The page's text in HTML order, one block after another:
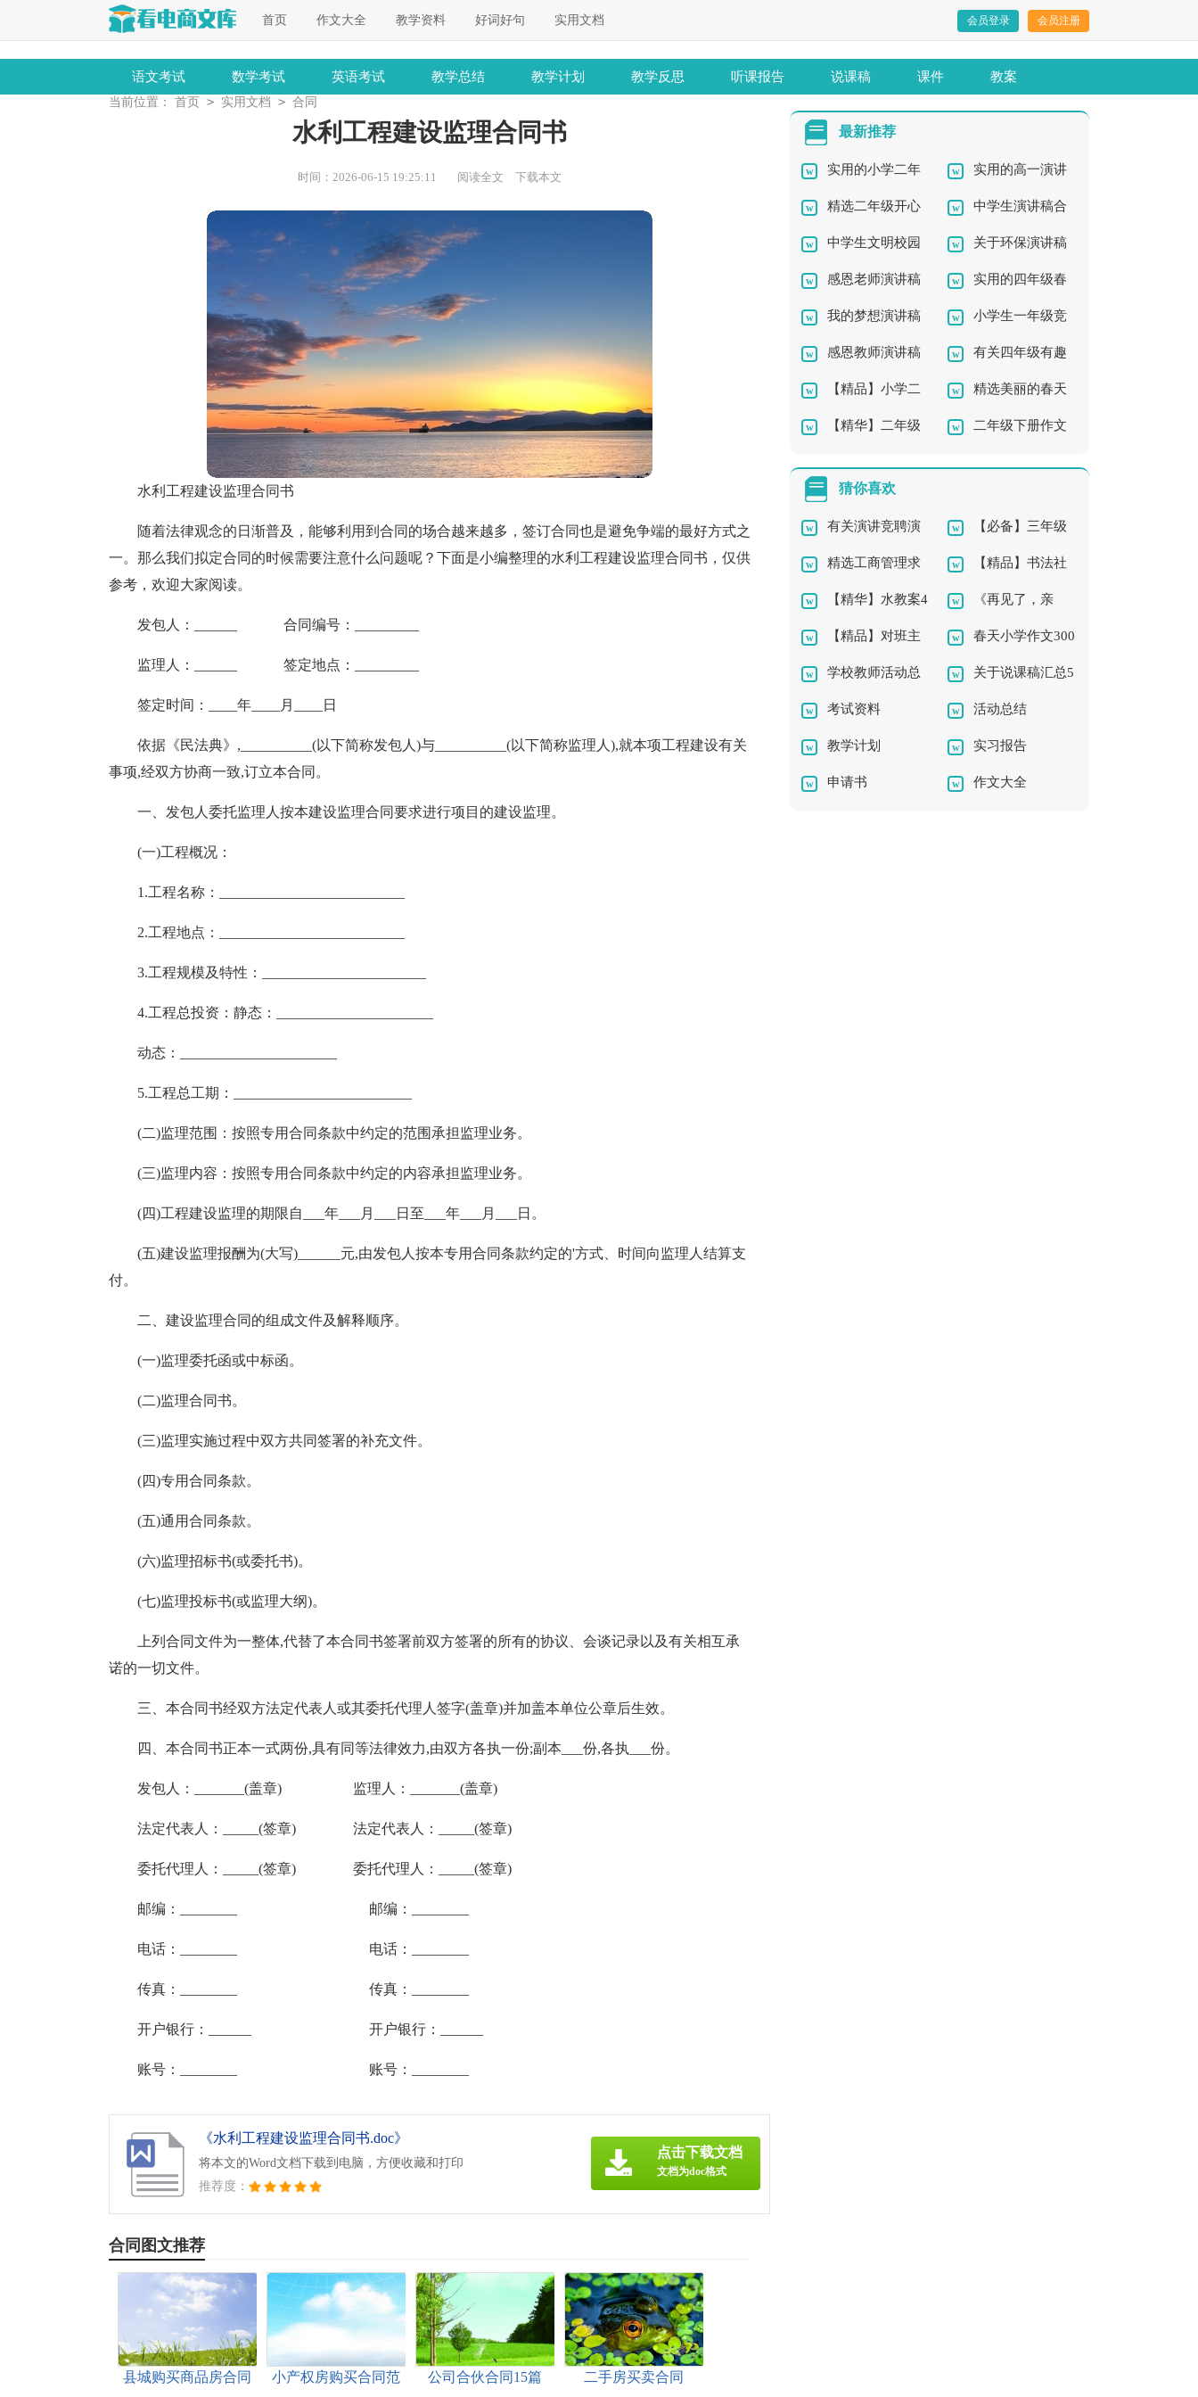
首页 作文大全 教学资料 好词好句 实用文档 会员登录 会员注册
语文考试 数学考试 英语考试 教学总结 教学计划 教学反思 听课报告 说课稿 课件 教案
当前位置： 首页 > 实用文档 > 合同
水利工程建设监理合同书
时间：2026-06-15 19:25:11 阅读全文 下载本文
水利工程建设监理合同书
随着法律观念的日渐普及，能够利用到合同的场合越来越多，签订合同也是避免争端的最好方式之
一。那么我们拟定合同的时候需要注意什么问题呢？下面是小编整理的水利工程建设监理合同书，仅供
参考，欢迎大家阅读。
发包人：______ 合同编号：_________
监理人：______ 签定地点：_________
签定时间：____年____月____日
依据《民法典》,__________(以下简称发包人)与__________(以下简称监理人),就本项工程建设有关
事项,经双方协商一致,订立本合同。
一、发包人委托监理人按本建设监理合同要求进行项目的建设监理。
(一)工程概况：
1.工程名称：__________________________
2.工程地点：__________________________
3.工程规模及特性：_______________________
4.工程总投资：静态：______________________
动态：______________________
5.工程总工期：_________________________
(二)监理范围：按照专用合同条款中约定的范围承担监理业务。
(三)监理内容：按照专用合同条款中约定的内容承担监理业务。
(四)工程建设监理的期限自___年___月___日至___年___月___日。
(五)建设监理报酬为(大写)______元,由发包人按本专用合同条款约定的'方式、时间向监理人结算支
付。
二、建设监理合同的组成文件及解释顺序。
(一)监理委托函或中标函。
(二)监理合同书。
(三)监理实施过程中双方共同签署的补充文件。
(四)专用合同条款。
(五)通用合同条款。
(六)监理招标书(或委托书)。
(七)监理投标书(或监理大纲)。
上列合同文件为一整体,代替了本合同书签署前双方签署的所有的协议、会谈记录以及有关相互承
诺的一切文件。
三、本合同书经双方法定代表人或其委托代理人签字(盖章)并加盖本单位公章后生效。
四、本合同书正本一式两份,具有同等法律效力,由双方各执一份;副本___份,各执___份。
发包人：_______(盖章) 监理人：_______(盖章)
法定代表人：_____(签章) 法定代表人：_____(签章)
委托代理人：_____(签章) 委托代理人：_____(签章)
邮编：________ 邮编：________
电话：________ 电话：________
传真：________ 传真：________
开户银行：______ 开户银行：______
账号：________ 账号：________
《水利工程建设监理合同书.doc》
将本文的Word文档下载到电脑，方便收藏和打印
推荐度：
点击下载文档
文档为doc格式
合同图文推荐
县城购买商品房合同
小产权房购买合同范
公司合伙合同15篇
二手房买卖合同
最新推荐
实用的小学二年
级小狗的作文4篇
实用的高一演讲
稿合集九篇
精选二年级开心
的作文汇总10篇
中学生演讲稿合
集6篇
中学生文明校园
演讲稿
关于环保演讲稿
模板锦集七篇
感恩老师演讲稿
15篇
实用的四年级春
节的作文汇总六篇
我的梦想演讲稿
15篇
小学生一年级竞
选班干部演讲稿
感恩教师演讲稿 有关四年级有趣
的作文7篇
【精品】小学二
年级作文300字六篇
精选美丽的春天
二年级作文300字合集
【精华】二年级 二年级下册作文
猜你喜欢
有关演讲竞聘演
讲稿模板集合五篇
【必备】三年级
的作文300字合集5篇
精选工商管理求
职信3篇
【精品】书法社
团及活动总结三篇
【精华】水教案4
篇
《再见了，亲
人》教学反思
【精品】对班主
任的工作计划汇编八
篇
春天小学作文300
字三篇
学校教师活动总
结3篇
关于说课稿汇总5
篇
考试资料 活动总结
教学计划 实习报告
申请书 作文大全